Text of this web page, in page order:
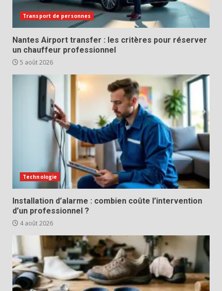
Transport de personnes
Nantes Airport transfer : les critères pour réserver
un chauffeur professionnel
5 août 2026
Technologie
Installation d’alarme : combien coûte l’intervention
d’un professionnel ?
4 août 2026